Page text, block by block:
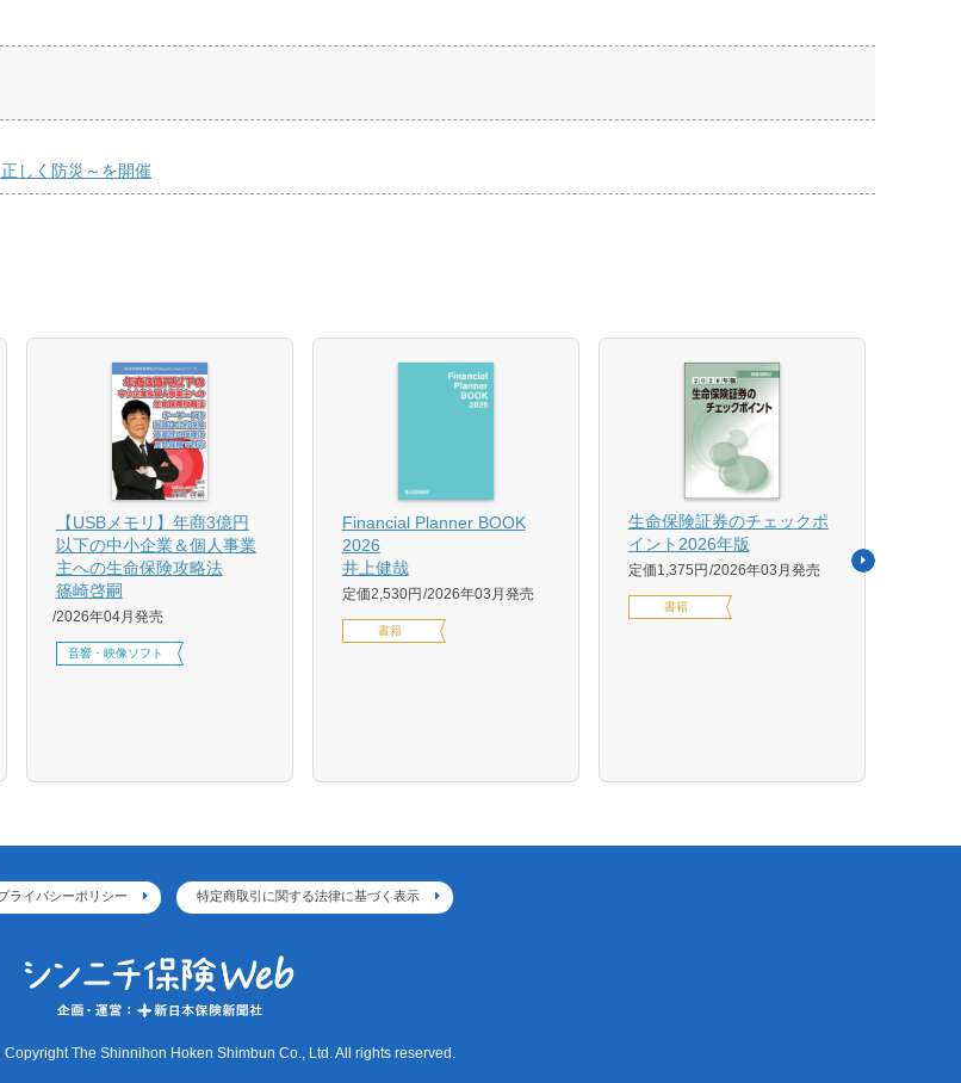
しく防災～を開催
【USBメモリ】年商3億円
以下の中小企業＆個人事業
主への生命保険攻略法
篠崎啓嗣
2026年04月発売
音響・映像ソフト
Financial Planner BOOK
2026
井上健哉
定価2,530円 2026年03月発売
書籍
生命保険証券のチェックポ
イント2026年版
定価1,375円 2026年03月発売
書籍
ライバシーポリシー 特定商取引に関する法律に基づく表示
The Shinnihon Hoken Shimbun Co., Ltd. All rights reserved.